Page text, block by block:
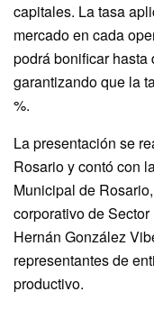
capitales. La tasa
mercado en cada
podrá bonificar
garantizando que la
%.
La presentación se
Rosario y contó con
Municipal de
corporativo de
Hernán González
representantes de
productivo.